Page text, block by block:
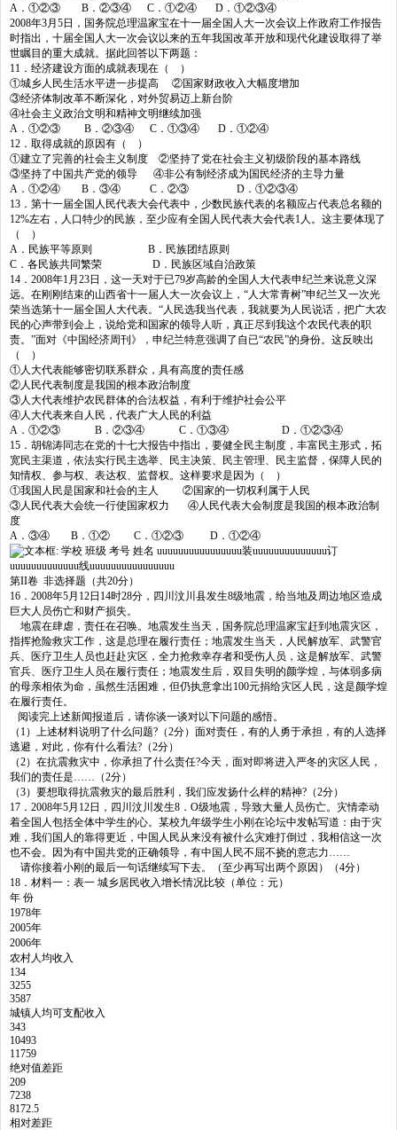
A．①②③ B．②③④ C．①②④ D．①②③④
2008年3月5日 ，国务院总理温家宝在十一届全国人大一次会议上作政府工作报告
时指出，十届全国人大一次会议以来的五年我国改革开放和现代化建设取得了举
世瞩目的重大成就。据此回答以下两题：
11．经济建设方面的成就表现在（ ）
①城乡人民生活水平进一步提高 ②国家财政收入大幅度增加
③经济体制改革不断深化，对外贸易迈上新台阶
④社会主义政治文明和精神文明继续加强
A．①②③ B．②③④ C．①③④ D．①②④
12．取得成就的原因有（ ）
①建立了完善的社会主义制度 ②坚持了党在社会主义初级阶段的基本路线
③坚持了中国共产党的领导 ④非公有制经济成为国民经济的主导力量
A．①②④ B．③④ C．②③ D．①②③④
13．第十一届全国人民代表大会代表中，少数民族代表的名额应占代表总名额的
12%左右，人口特少的民族，至少应有全国人民代表大会代表1人。这主要体现了
（ ）
A．民族平等原则 B．民族团结原则
C．各民族共同繁荣 D．民族区域自治政策
14． 2008年1月23日 ，这一天对于已79岁高龄的全国人大代表申纪兰来说意义深
远。在刚刚结束的山西省十一届人大一次会议上，“人大常青树”申纪兰又一次光
荣当选第十一届全国人大代表。“人民选我当代表，我就要为人民说话，把广大农
民的心声带到会上，说给党和国家的领导人听，真正尽到我这个农民代表的职
责。”面对《中国经济周刊》，申纪兰特意强调了自已“农民”的身份。这反映出
（ ）
①人大代表能够密切联系群众，具有高度的责任感
②人民代表制度是我国的根本政治制度
③人大代表维护农民群体的合法权益，有利于维护社会公平
④人大代表来自人民，代表广大人民的利益
A．①②③ B．②③④ C．①③④ D．①②③④
15．胡锦涛同志在党的十七大报告中指出，要健全民主制度，丰富民主形式，拓
宽民主渠道，依法实行民主选举、民主决策、民主管理、民主监督，保障人民的
知情权、参与权、表达权、监督权。这样要求是因为（ ）
①我国人民是国家和社会的主人 ②国家的一切权利属于人民
③人民代表大会统一行使国家权力 ④人民代表大会制度是我国的根本政治制
度
A．③④ B．①② C．①②③ D．①②④
第II卷 非选择题（共20分）
16． 2008年5月12日 14时28分，四川汶川县发生8级地震，给当地及周边地区造成
巨大人员伤亡和财产损失。
地震在肆虐，责任在召唤。地震发生当天，国务院总理温家宝赶到地震灾区，
指挥抢险救灾工作，这是总理在履行责任；地震发生当天，人民解放军、武警官
兵、医疗卫生人员也赶赴灾区，全力抢救幸存者和受伤人员，这是解放军、武警
官兵、医疗卫生人员在履行责任；地震发生后，双目失明的颜学煌，与体弱多病
的母亲相依为命，虽然生活困难，但仍执意拿出100元捐给灾区人民，这是颜学煌
在履行责任。
阅读完上述新闻报道后，请你谈一谈对以下问题的感悟。
（1）上述材料说明了什么问题?（2分）面对责任，有的人勇于承担，有的人选择
逃避，对此，你有什么看法?（2分）
（2）在抗震救灾中，你承担了什么责任?今天，面对即将进入严冬的灾区人民，
我们的责任是……（2分）
（3）要想取得抗震救灾的最后胜利，我们应发扬什么样的精神?（2分）
17． 2008年5月12日 ，四川汶川发生8．O级地震，导致大量人员伤亡。灾情牵动
着全国人包括全体中学生的心。某校九年级学生小刚在论坛中发帖写道：由于灾
难，我们国人的靠得更近，中国人民从来没有被什么灾难打倒过，我相信这一次
也不会。因为有中国共党的正确领导，有中国人民不屈不挠的意志力……
请你接着小刚的最后一句话继续写下去。（至少再写出两个原因）（4分）
18．材料一：表一 城乡居民收入增长情况比较（单位：元）
年 份
1978年
2005年
2006年
农村人均收入
134
3255
3587
城镇人均可支配收入
343
10493
11759
绝对值差距
209
7238
8172.5
相对差距